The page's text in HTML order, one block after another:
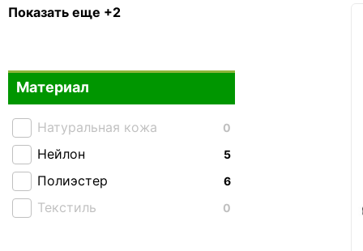
Тактические
Показать еще +2
Материал
0
Натуральная кожа
5
Нейлон
6
Полиэстер
0
Текстиль